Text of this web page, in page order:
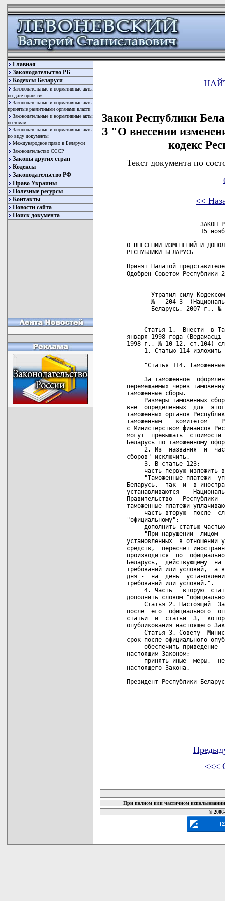
Главная
Законодательство РБ
Кодексы Беларуси
Законодательные и нормативные акты
по дате принятия
Законодательные и нормативные акты
принятые различными органами власти
Законодательные и нормативные акты
по темам
Законодательные и нормативные акты
по виду документы
Международное право в Беларуси
Законодательство СССР
Законы других стран
Кодексы
Законодательство РФ
Право Украины
Полезные ресурсы
Контакты
Новости сайта
Поиск документа
Закон Республики
З "О внесении
кодекс
Текст документа по
<<
ЗАКОН
15
О ВНЕСЕНИИ ИЗМЕНЕНИЙ И
РЕСПУБЛИКИ БЕЛАРУСЬ
Принят Палатой
Одобрен Советом Республики
Утратил силу
№   204-З
Беларусь, 2007 г.,
Статья 1.  Внести  в
января 1998 года (Ведамасцi
1998 г., № 10-12, ст.104)
1. Статью 114 изложить
"Статья 114.
За таможенное
перемещаемых через
таможенные сборы.
Размеры таможенных
вне  определенных  для
таможенных органов
таможенным    комитетом
с Министерством финансов
могут  превышать
Беларусь по таможенному
2. Из  названия  и
сборов" исключить.
     3. В статье 123:
часть первую изложить
"Таможенные платежи
Беларусь,  так  и  в
устанавливаются
Правительство
таможенные платежи
часть вторую  после
"официальному";
дополнить статью
"При нарушении  лицом
установленных  в отношении
средств,  пересчет
производится  по
Беларусь,  действующему
требований или условий,  а
дня -  на  день
требований или условий.".
4. Часть   вторую
дополнить словом
Статья 2. Настоящий
после  его  официального
статьи  и  статьи  3,
опубликования настоящего
Статья 3. Совету
срок после официального
обеспечить приведение
настоящим Законом;
принять иные  меры,
настоящего Закона.
Президент Республики
<<<
При полном или частичном
©